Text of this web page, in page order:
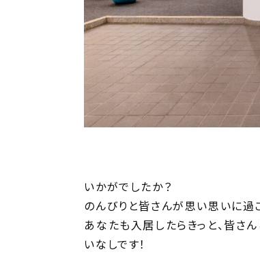
いかがでしたか？
のんびりと皆さんが思い思いに過
あなたも入居したらきっと、皆さ
いなしです！